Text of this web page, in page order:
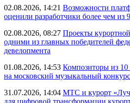
02.08.2026, 14:21 Возможности
оценили разработчики более чем из
02.08.2026, 08:27 Проекты
одними из главных победителей
девелопмента
01.08.2026, 14:53 Композиторы из 10
на московский музыкальный конкурс
31.07.2026, 14:04 МТС и курорт
для цифровой трансформации